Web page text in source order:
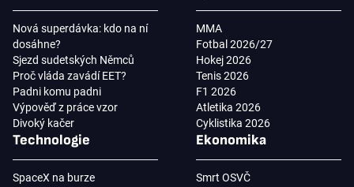
Nová superdávka: kdo na ní
dosáhne?
Sjezd sudetských Němců
Proč vláda zavádí EET?
Padni komu padni
Výpověď z práce vzor
Divoký kačer
MMA
Fotbal 2026/27
Hokej 2026
Tenis 2026
F1 2026
Atletika 2026
Cyklistika 2026
Technologie
SpaceX na burze
Ekonomika
Smrt OSVČ